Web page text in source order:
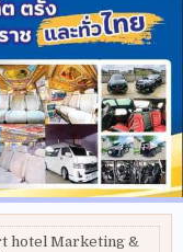
hotel Marketing &